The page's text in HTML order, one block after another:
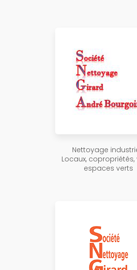
Nettoyage
Locaux, copropriétés,
espaces verts